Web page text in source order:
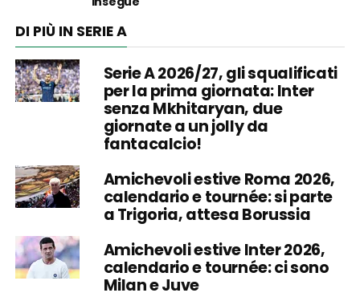
DI PIÙ IN SERIE A
Serie A 2026/27, gli squalificati
per la prima giornata: Inter
senza Mkhitaryan, due
giornate a un jolly da
fantacalcio!
Amichevoli estive Roma 2026,
calendario e tournée: si parte
a Trigoria, attesa Borussia
Amichevoli estive Inter 2026,
calendario e tournée: ci sono
Milan e Juve